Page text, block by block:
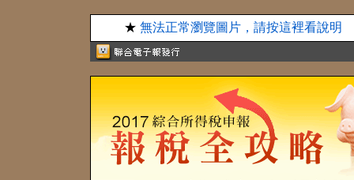
★ 無法正常瀏覽圖片，請按這裡看說明